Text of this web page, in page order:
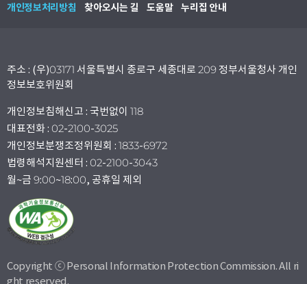
개인정보처리방침 찾아오시는 길 도움말 누리집 안내
주소 : (우)03171 서울특별시 종로구 세종대로 209 정부서울청사 개인
정보보호위원회
개인정보침해신고 : 국번없이 118
대표전화 : 02-2100-3025
개인정보분쟁조정위원회 : 1833-6972
법령해석지원센터 : 02-2100-3043
월~금 9:00~18:00, 공휴일 제외
Copyright ⓒ Personal Information Protection Commission. All ri
ght reserved.